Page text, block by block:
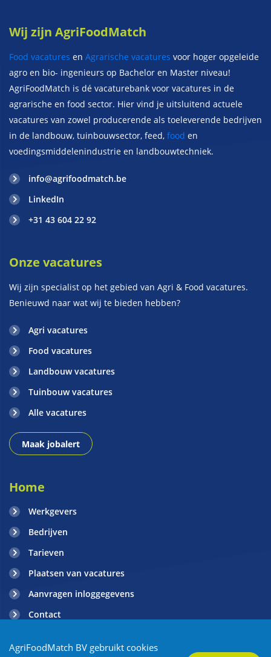
Wij zijn AgriFoodMatch
Food vacatures en Agrarische vacatures voor hoger opgeleide
agro en bio- ingenieurs op Bachelor en Master niveau!
AgriFoodMatch is dé vacaturebank voor vacatures in de
agrarische en food sector. Hier vind je uitsluitend actuele
vacatures van zowel producerende als toeleverende bedrijven
in de landbouw, tuinbouwsector, feed, food en
voedingsmiddelenindustrie en landbouwtechniek.
info@agrifoodmatch.be
LinkedIn
+31 43 604 22 92
Onze vacatures
Wij zijn specialist op het gebied van Agri & Food vacatures.
Benieuwd naar wat wij te bieden hebben?
Agri vacatures
Food vacatures
Landbouw vacatures
Tuinbouw vacatures
Alle vacatures
Maak jobalert
Home
Werkgevers
Bedrijven
Tarieven
Plaatsen van vacatures
Aanvragen inloggegevens
Contact
AgriFoodMatch BV gebruikt cookies